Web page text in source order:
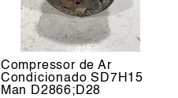
Compressor de Ar
Condicionado SD7H15
Man D2866;D28